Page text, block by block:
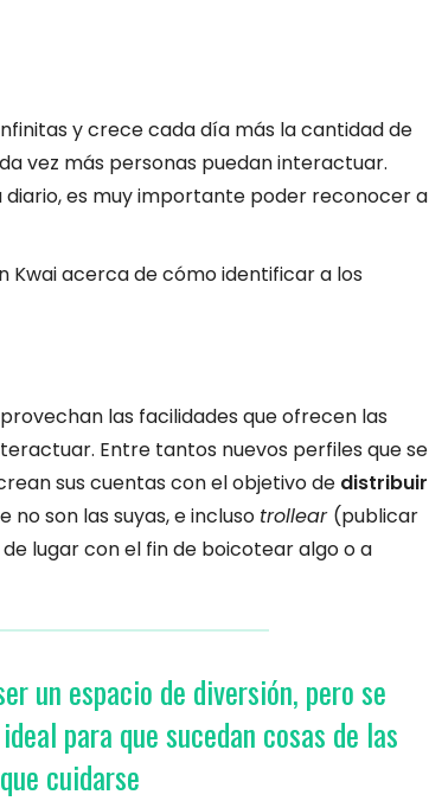
y crece cada día más la cantidad de
vez más personas puedan interactuar.
es muy importante poder reconocer a
Kwai acerca de cómo identificar a los
las facilidades que ofrecen las
Entre tantos nuevos perfiles que se
sus cuentas con el objetivo de distribuir
no son las suyas, e incluso trollear (publicar
lugar con el fin de boicotear algo o a
un espacio de diversión, pero se
para que sucedan cosas de las
cuidarse